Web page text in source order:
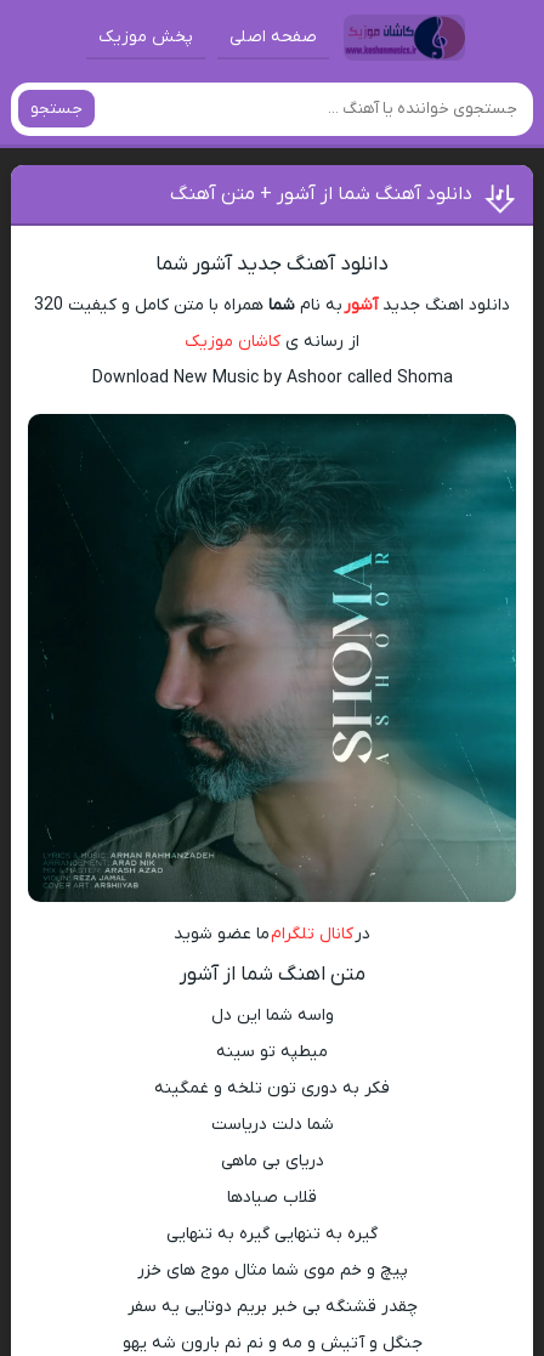
صفحه اصلی پخش موزیک
جستجو
دانلود آهنگ شما از آشور + متن آهنگ
دانلود آهنگ جدید آشور شما
دانلود اهنگ جدیدآشور به نام شما
همراه با متن کامل و کیفیت 320
از رسانه ی کاشان موزیک
Download New Music by Ashoor called Shoma
در کانال تلگرامما عضو شوید
متن اهنگ شما از آشور
واسه شما این دل
میطپه تو سینه
فکر به دوری تون تلخه و غمگینه
شما دلت دریاست
دریای بی ماهی
قلاب صیادها
گیره به تنهایی گیره به تنهایی
پیچ و خم موی شما مثال موج های خزر
چقدر قشنگه بی خبر بریم دوتایی یه سفر
جنگل و آتیش و مه و نم نم بارون شه یهو